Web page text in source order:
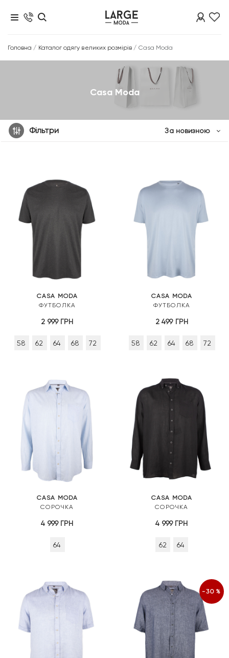
Головна / Каталог одягу великих розмірів / Casa Moda
Casa Moda
Фільтри За новизною
CASA MODA
ФУТБОЛКА
2 999 ГРН
58 62 64 68 72
CASA MODA
ФУТБОЛКА
2 499 ГРН
58 62 64 68 72
CASA MODA
СОРОЧКА
4 999 ГРН
64
CASA MODA
СОРОЧКА
4 999 ГРН
62 64
-30%